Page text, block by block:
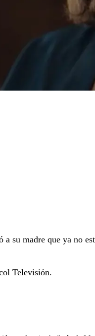
su madre que ya no
Televisión.